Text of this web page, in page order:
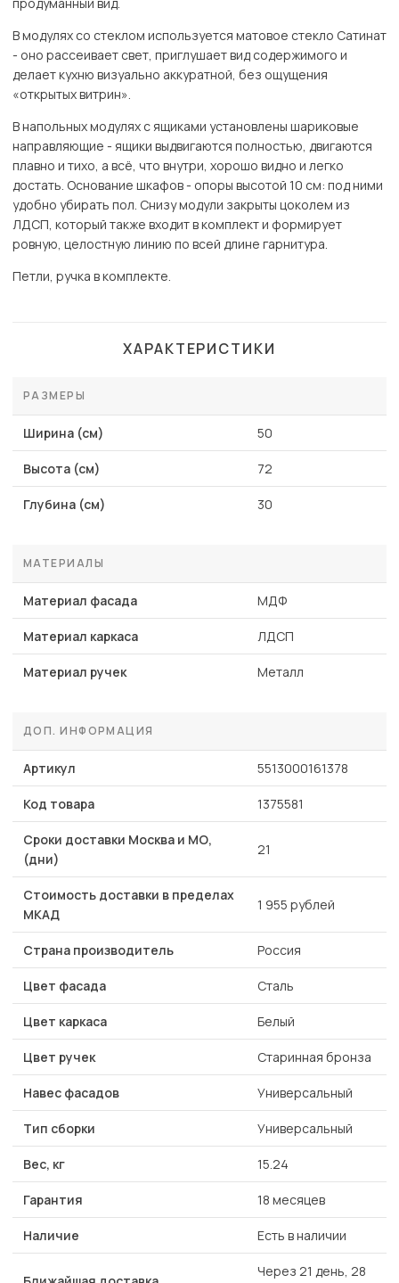
В модулях со стеклом используется матовое стекло Сатинат
- оно рассеивает свет, приглушает вид содержимого и
делает кухню визуально аккуратной, без ощущения
«открытых витрин».
В напольных модулях с ящиками установлены шариковые
направляющие - ящики выдвигаются полностью, двигаются
плавно и тихо, а всё, что внутри, хорошо видно и легко
достать. Основание шкафов - опоры высотой 10 см: под ними
удобно убирать пол. Снизу модули закрыты цоколем из
ЛДСП, который также входит в комплект и формирует
ровную, целостную линию по всей длине гарнитура.
Петли, ручка в комплекте.
ХАРАКТЕРИСТИКИ
РАЗМЕРЫ
Ширина (см) 50
Высота (см) 72
Глубина (см) 30
МАТЕРИАЛЫ
Материал фасада МДФ
Материал каркаса ЛДСП
Материал ручек Металл
ДОП. ИНФОРМАЦИЯ
Артикул 5513000161378
Код товара 1375581
Сроки доставки Москва и МО,
(дни)
21
Стоимость доставки в пределах
МКАД
1 955 рублей
Страна производитель Россия
Цвет фасада Сталь
Цвет каркаса Белый
Цвет ручек Старинная бронза
Навес фасадов Универсальный
Тип сборки Универсальный
Вес, кг 15.24
Гарантия 18 месяцев
Наличие Есть в наличии
Через 21 день, 28